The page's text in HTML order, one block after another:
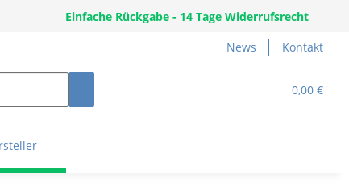
Einfache Rückgabe - 14 Tage Widerrufsrecht
News Kontakt
0,00 €